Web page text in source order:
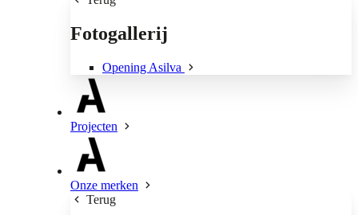
Fotogallerij
Opening Asilva
Projecten
Onze merken
Terug